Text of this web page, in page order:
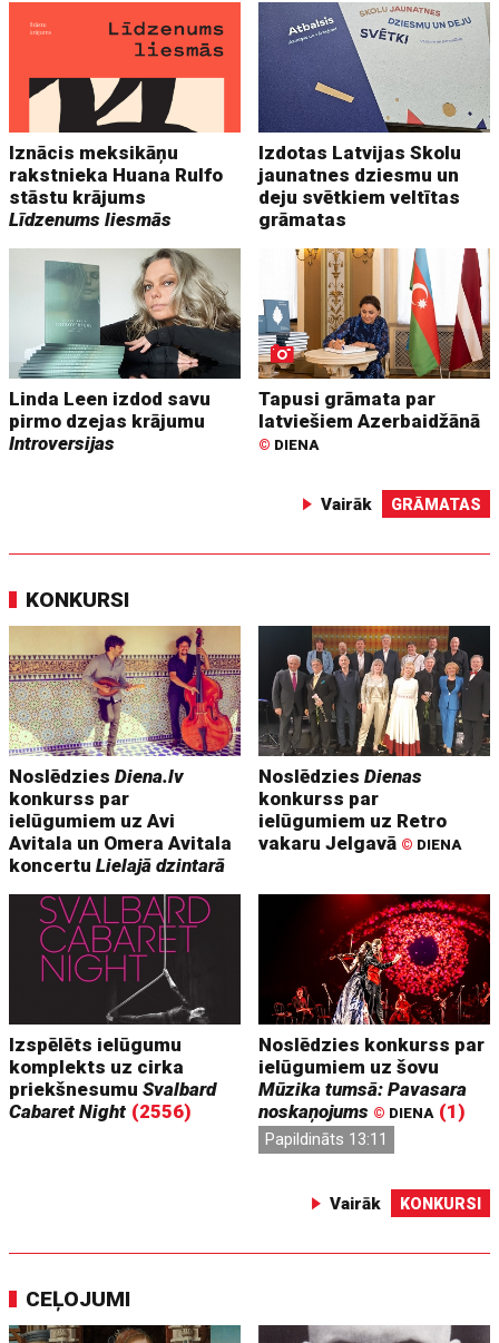
Iznācis meksikāņu
rakstnieka Huana Rulfo
stāstu krājums
Līdzenums liesmās
Izdotas Latvijas Skolu
jaunatnes dziesmu un
deju svētkiem veltītas
grāmatas
Linda Leen izdod savu
pirmo dzejas krājumu
Introversijas
Tapusi grāmata par
latviešiem Azerbaidžānā
© DIENA
Vairāk GRĀMATAS
KONKURSI
NoslēdziesDiena.lv
konkurss par
ielūgumiem uz Avi
Avitala un Omera Avitala
koncertuLielajā dzintarā
NoslēdziesDienas
konkurss par
ielūgumiem uz Retro
vakaru Jelgavā © DIENA
Izspēlēts ielūgumu
komplekts uz cirka
priekšnesumuSvalbard
Cabaret Night (2556)
Noslēdzies konkurss par
ielūgumiem uz šovu
Mūzika tumsā: Pavasara
noskaņojums © DIENA (1)
Papildināts 13:11
Vairāk KONKURSI
CEĻOJUMI